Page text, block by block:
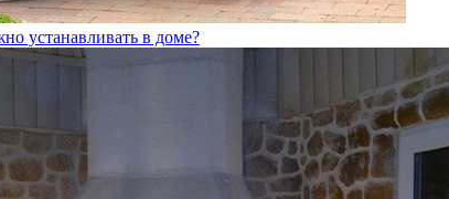
устанавливать в доме?